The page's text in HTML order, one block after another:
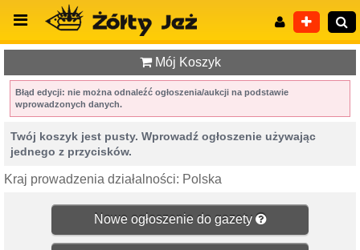
Mój Koszyk
Błąd edycji: nie można odnaleźć ogłoszenia/aukcji na podstawie
wprowadzonych danych.
Twój koszyk jest pusty. Wprowadź ogłoszenie używając
jednego z przycisków.
Kraj prowadzenia działalności: Polska
Nowe ogłoszenie do gazety